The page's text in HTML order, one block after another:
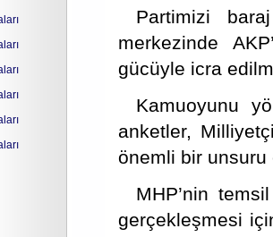
Partimizi
merkezinde
gücüyle icra
Kamuoyunu
anketler,
önemli bir unsuru
MHP’nin
gerçekleşmesi